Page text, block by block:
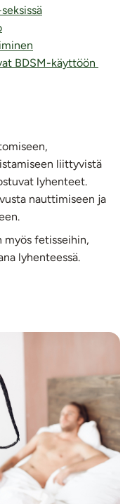
BDSM-käyttöön
liittyvistä
lyhenteet.
nauttimiseen ja
myös fetisseihin,
lyhenteessä.